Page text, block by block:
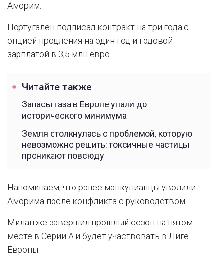
Аморим.
Португалец подписал контракт на три года с
опцией продления на один год и годовой
зарплатой в 3,5 млн евро.
Читайте также
Запасы газа в Европе упали до
исторического минимума
Земля столкнулась с проблемой, которую
невозможно решить: токсичные частицы
проникают повсюду
Напоминаем, что ранее манкунианцы уволили
Аморима после конфликта с руководством.
Милан же завершил прошлый сезон на пятом
месте в Серии А и будет участвовать в Лиге
Европы.